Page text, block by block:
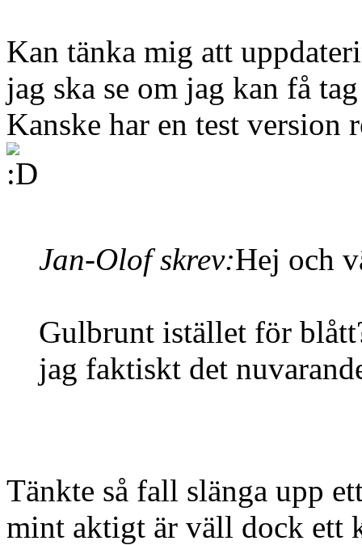
Kan tänka mig att
jag ska se om jag kan få
Kanske har en test version
Jan-Olof skrev:Hej och
Gulbrunt istället för
jag faktiskt det
Tänkte så fall slänga upp
mint aktigt är väll dock ett